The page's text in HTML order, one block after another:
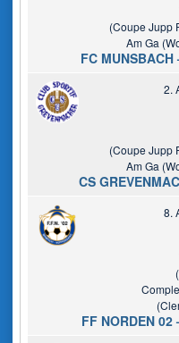
(Coupe Jupp
Am Ga
FC
2.
(Coupe Jupp
Am Ga
CS
8.
FF NORDEN